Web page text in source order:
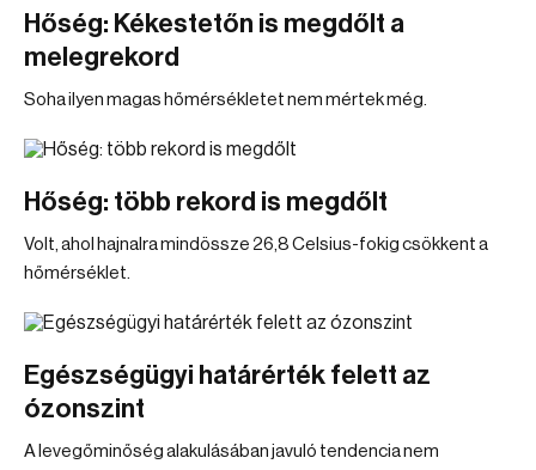
Hőség: Kékestetőn is megdőlt a
melegrekord
Soha ilyen magas hőmérsékletet nem mértek még.
Hőség: több rekord is megdőlt
Volt, ahol hajnalra mindössze 26,8 Celsius-fokig csökkent a
hőmérséklet.
Egészségügyi határérték felett az
ózonszint
A levegőminőség alakulásában javuló tendencia nem